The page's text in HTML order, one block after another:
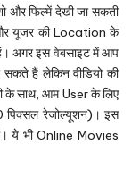
और फिल्में देखी जा सकती
यूजर की Location के
अगर इस वेबसाइट में आप
हैं लेकिन वीडियो की
के साथ, आम User के लिए
पिक्सल रेजोल्यूशन)। इस
ये भी Online Movies